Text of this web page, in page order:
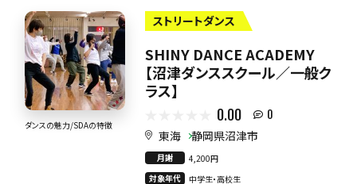
ダンスの魅力/SDAの特徴
ストリートダンス
SHINY DANCE ACADEMY
【沼津ダンススクール／一般ク
ラス】
0.00 0
東海 静岡県沼津市
月謝
4,200円
対象年代
中学生・高校生